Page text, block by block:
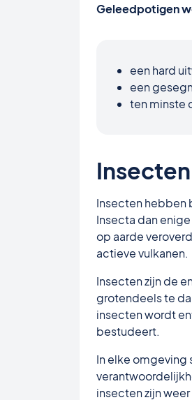
Geleedpotigen
een hard
een
ten minste
Insecten hebben
Insecta dan
op aarde
actieve vulkanen.
Insecten zijn de
grotendeels te
insecten wordt
bestudeert.
In elke omgeving
insecten zijn